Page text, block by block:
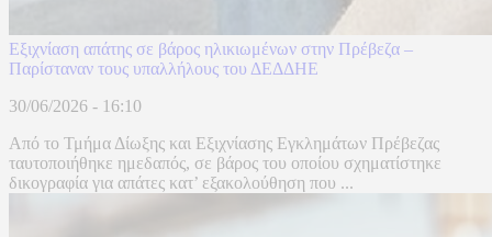
Εξιχνίαση απάτης σε βάρος ηλικιωμένων στην Πρέβεζα –
Παρίσταναν τους υπαλλήλους του ΔΕΔΔΗΕ
30/06/2026 - 16:10
Από το Τμήμα Δίωξης και Εξιχνίασης Εγκλημάτων Πρέβεζας
ταυτοποιήθηκε ημεδαπός, σε βάρος του οποίου σχηματίστηκε
δικογραφία για απάτες κατ’ εξακολούθηση που ...